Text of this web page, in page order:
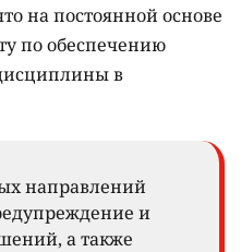
на постоянной основе
по обеспечению
в
направлений
и
а также